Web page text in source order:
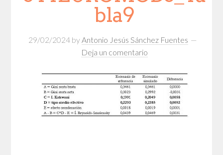
bla9
29/02/2024 by Antonio Jesús Sánchez Fuentes
Deja un comentario